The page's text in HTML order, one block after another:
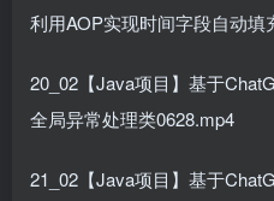
利用AOP实现时间字段自动填
20_02【Java项目】基于
全局异常处理类0628.mp4
21_02【Java项目】基于